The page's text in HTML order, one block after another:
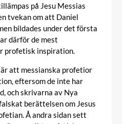
på Jesu Messias
tvekan om att Daniel
bildades under det första
därför de mest
profetisk inspiration.
att messianska profetior
eftersom de inte har
och skrivarna av Nya
berättelsen om Jesus
Å andra sidan sett